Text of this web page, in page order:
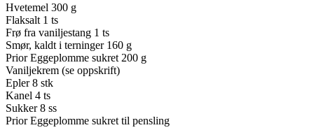
Hvetemel 300 g
Flaksalt 1 ts
Frø fra vaniljestang 1 ts
Smør, kaldt i terninger 160 g
Prior Eggeplomme sukret 200 g
Vaniljekrem (se oppskrift)
Epler 8 stk
Kanel 4 ts
Sukker 8 ss
Prior Eggeplomme sukret til pensling